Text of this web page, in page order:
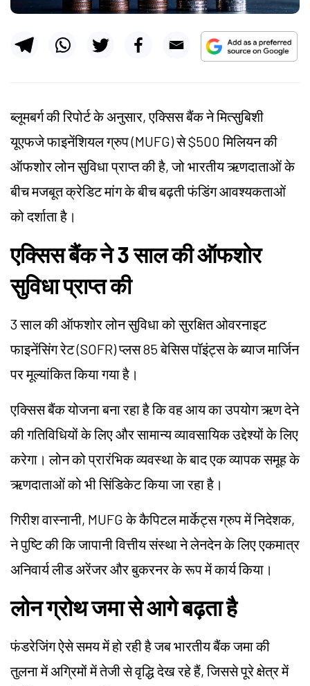
ब्लूमबर्ग की रिपोर्ट के अनुसार, एक्सिस बैंक ने मित्सुबिशी
यूएफजे फाइनेंशियल ग्रुप (MUFG) से $500 मिलियन की
ऑफशोर लोन सुविधा प्राप्त की है, जो भारतीय ऋणदाताओं के
बीच मजबूत क्रेडिट मांग के बीच बढ़ती फंडिंग आवश्यकताओं
को दर्शाता है।
एक्सिस बैंक ने 3 साल की ऑफशोर
सुविधा प्राप्त की
3 साल की ऑफशोर लोन सुविधा को सुरक्षित ओवरनाइट
फाइनेंसिंग रेट (SOFR) प्लस 85 बेसिस पॉइंट्स के ब्याज मार्जिन
पर मूल्यांकित किया गया है।
एक्सिस बैंक योजना बना रहा है कि वह आय का उपयोग ऋण देने
की गतिविधियों के लिए और सामान्य व्यावसायिक उद्देश्यों के लिए
करेगा। लोन को प्रारंभिक व्यवस्था के बाद एक व्यापक समूह के
ऋणदाताओं को भी सिंडिकेट किया जा रहा है।
गिरीश वास्नानी, MUFG के कैपिटल मार्केट्स ग्रुप में निदेशक,
ने पुष्टि की कि जापानी वित्तीय संस्था ने लेनदेन के लिए एकमात्र
अनिवार्य लीड अरेंजर और बुकरनर के रूप में कार्य किया।
लोन ग्रोथ जमा से आगे बढ़ता है
फंडरेजिंग ऐसे समय में हो रही है जब भारतीय बैंक जमा की
तुलना में अग्रिमों में तेजी से वृद्धि देख रहे हैं, जिससे पूरे क्षेत्र में